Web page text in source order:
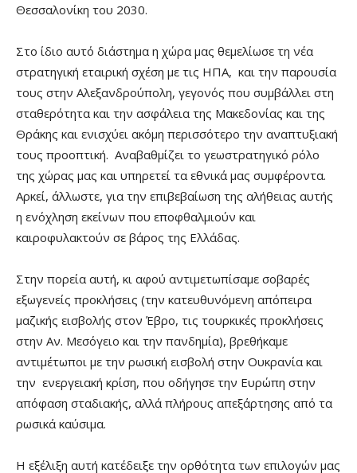
Θεσσαλονίκη του 2030.
Στο ίδιο αυτό διάστημα η χώρα μας θεμελίωσε τη νέα
στρατηγική εταιρική σχέση με τις ΗΠΑ, και την παρουσία
τους στην Αλεξανδρούπολη, γεγονός που συμβάλλει στη
σταθερότητα και την ασφάλεια της Μακεδονίας και της
Θράκης και ενισχύει ακόμη περισσότερο την αναπτυξιακή
τους προοπτική. Αναβαθμίζει το γεωστρατηγικό ρόλο
της χώρας μας και υπηρετεί τα εθνικά μας συμφέροντα.
Αρκεί, άλλωστε, για την επιβεβαίωση της αλήθειας αυτής
η ενόχληση εκείνων που εποφθαλμιούν και
καιροφυλακτούν σε βάρος της Ελλάδας.
Στην πορεία αυτή, κι αφού αντιμετωπίσαμε σοβαρές
εξωγενείς προκλήσεις (την κατευθυνόμενη απόπειρα
μαζικής εισβολής στον Έβρο, τις τουρκικές προκλήσεις
στην Αν. Μεσόγειο και την πανδημία), βρεθήκαμε
αντιμέτωποι με την ρωσική εισβολή στην Ουκρανία και
την ενεργειακή κρίση, που οδήγησε την Ευρώπη στην
απόφαση σταδιακής, αλλά πλήρους απεξάρτησης από τα
ρωσικά καύσιμα.
Η εξέλιξη αυτή κατέδειξε την ορθότητα των επιλογών μας